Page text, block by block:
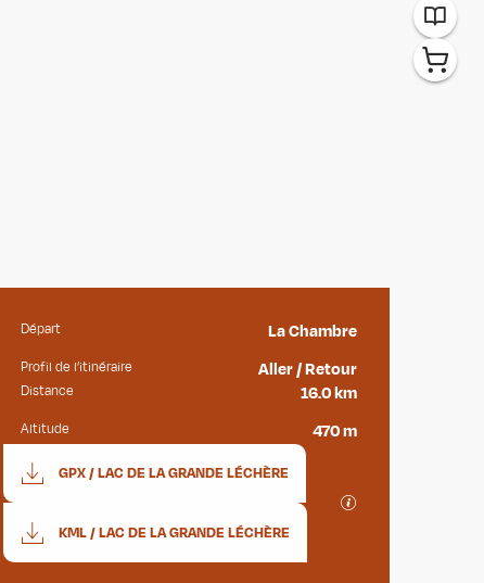
Informations pratiques
Départ La Chambre
Profil de l’itinéraire Aller / Retour
Distance 16.0 km
Altitude 470 m
Documentation
GPX / LAC DE LA GRANDE LÉCHÈRE
KML / LAC DE LA GRANDE LÉCHÈRE